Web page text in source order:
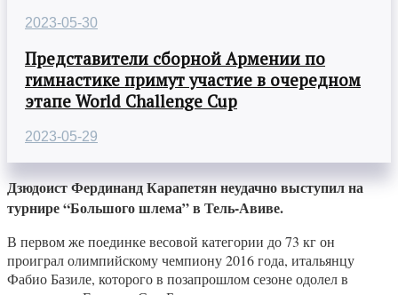
2023-05-30
Представители сборной Армении по
гимнастике примут участие в очередном
этапе World Challenge Cup
2023-05-29
Дзюдоист Фердинанд Карапетян неудачно выступил на
турнире “Большого шлема” в Тель-Авиве.
В первом же поединке весовой категории до 73 кг он
проиграл олимпийскому чемпиону 2016 года, итальянцу
Фабио Базиле, которого в позапрошлом сезоне одолел в